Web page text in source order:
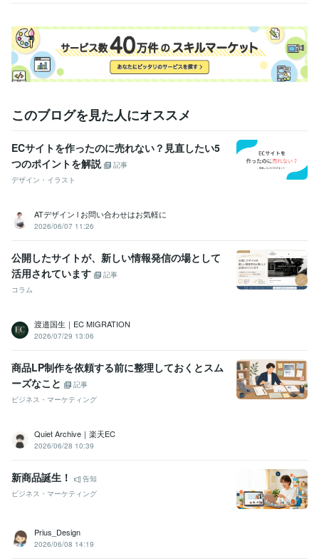
このブログを見た人にオススメ
ECサイトを作ったのに売れない？見直したい5
つのポイントを解説
記事
デザイン・イラスト
ATデザイン l お問い合わせはお気軽に
2026/06/07 11:26
公開したサイトが、新しい情報発信の場として
活用されています
記事
コラム
渡邉国生｜EC MIGRATION
2026/07/29 13:06
商品LP制作を依頼する前に整理しておくとスム
ーズなこと
記事
ビジネス・マーケティング
Quiet Archive｜楽天EC
2026/06/28 10:39
新商品誕生！
告知
ビジネス・マーケティング
Prius_Design
2026/06/08 14:19